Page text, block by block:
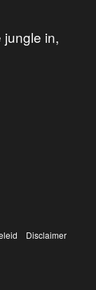
in,
Disclaimer